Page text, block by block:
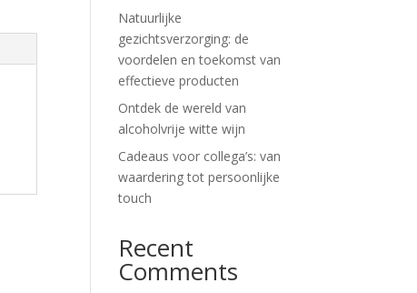
Natuurlijke
gezichtsverzorging: de
voordelen en toekomst van
effectieve producten
Ontdek de wereld van
alcoholvrije witte wijn
Cadeaus voor collega’s: van
waardering tot persoonlijke
touch
Recent
Comments